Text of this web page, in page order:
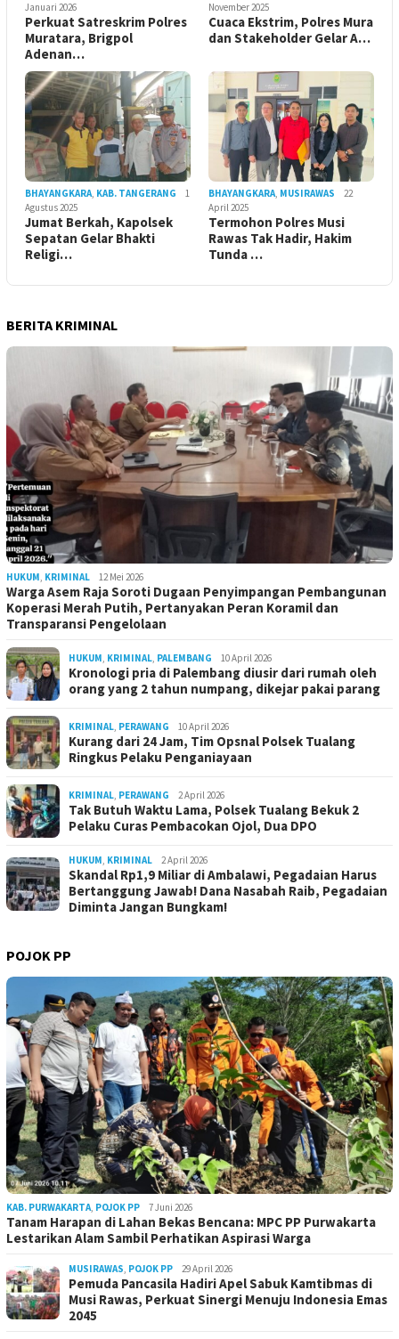
Januari 2026
Perkuat Satreskrim Polres
Muratara, Brigpol
Adenan…
November 2025
Cuaca Ekstrim, Polres Mura
dan Stakeholder Gelar A…
BHAYANGKARA, KAB. TANGERANG
1
Agustus 2025
Jumat Berkah, Kapolsek
Sepatan Gelar Bhakti
Religi…
BHAYANGKARA, MUSIRAWAS
22
April 2025
Termohon Polres Musi
Rawas Tak Hadir, Hakim
Tunda …
BERITA KRIMINAL
HUKUM, KRIMINAL 12 Mei 2026
Warga Asem Raja Soroti Dugaan Penyimpangan Pembangunan
Koperasi Merah Putih, Pertanyakan Peran Koramil dan
Transparansi Pengelolaan
HUKUM, KRIMINAL, PALEMBANG 10 April 2026
Kronologi pria di Palembang diusir dari rumah oleh
orang yang 2 tahun numpang, dikejar pakai parang
KRIMINAL, PERAWANG 10 April 2026
Kurang dari 24 Jam, Tim Opsnal Polsek Tualang
Ringkus Pelaku Penganiayaan
KRIMINAL, PERAWANG 2 April 2026
Tak Butuh Waktu Lama, Polsek Tualang Bekuk 2
Pelaku Curas Pembacokan Ojol, Dua DPO
HUKUM, KRIMINAL 2 April 2026
Skandal Rp1,9 Miliar di Ambalawi, Pegadaian Harus
Bertanggung Jawab! Dana Nasabah Raib, Pegadaian
Diminta Jangan Bungkam!
POJOK PP
KAB. PURWAKARTA, POJOK PP 7 Juni 2026
Tanam Harapan di Lahan Bekas Bencana: MPC PP Purwakarta
Lestarikan Alam Sambil Perhatikan Aspirasi Warga
MUSIRAWAS, POJOK PP 29 April 2026
Pemuda Pancasila Hadiri Apel Sabuk Kamtibmas di
Musi Rawas, Perkuat Sinergi Menuju Indonesia Emas
2045